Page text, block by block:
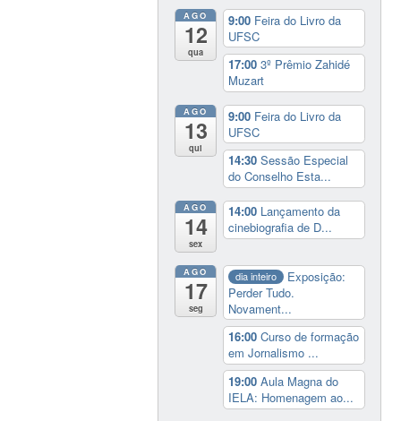
AGO
12
qua
9:00 Feira do Livro da
UFSC
17:003º Prêmio Zahidé
Muzart
AGO
13
qui
9:00 Feira do Livro da
UFSC
14:30Sessão Especial
do Conselho Esta...
AGO
14
sex
14:00 Lançamento da
cinebiografia de D...
AGO
17
seg
dia inteiro
Exposição:
Perder Tudo.
Novament...
16:00Curso de formação
em Jornalismo ...
19:00Aula Magna do
IELA: Homenagem ao...